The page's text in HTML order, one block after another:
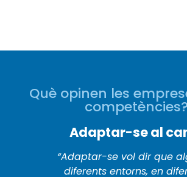
Què opinen les
competències?
Adaptar-se al
“Adaptar-se vol dir que
diferents entorns, en